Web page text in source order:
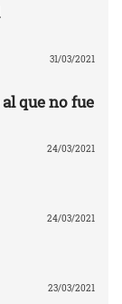
31/03/2021
que no fue
24/03/2021
24/03/2021
23/03/2021